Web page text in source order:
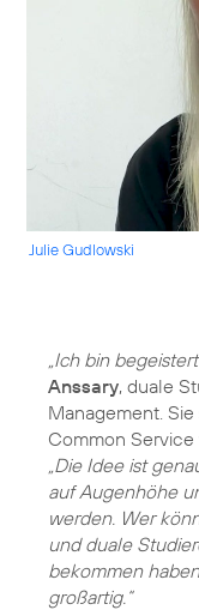
Julie Gudlowski
„Ich bin
Anssary, duale
Management.
Common
„Die Idee ist
auf Augenhöhe
werden. Wer
und duale
bekommen
großartig.“